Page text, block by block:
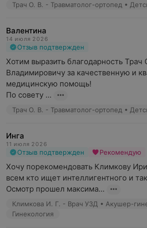
Валентина
14 июля 2026
Отзыв подтвержден
Хотим выразить благодарность Трач
Владимировичу за качественную и
медицинскую помощь!
По совету ...
Инга
11 июля 2026
Отзыв подтвержден Рекомендую
Хочу порекомендовать Климкову
всем кто ищет интеллигентного и
Осмотр прошел максима...
Климкова И. Г. - Врач УЗД • Акушер-
Гинекология